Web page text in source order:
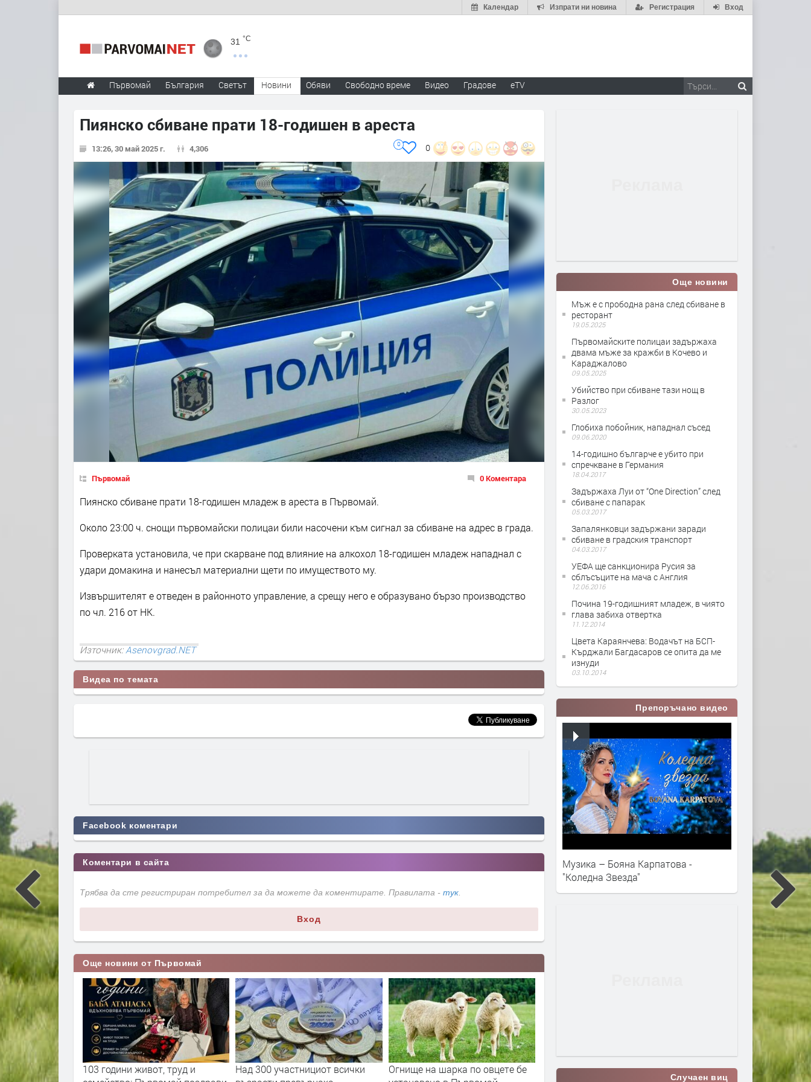
Вход
Регистрация
Изпрати ни новина
Календар
31 °C
Първомай България Светът Новини Обяви Свободно време Видео Градове eTV
Пиянско сбиване прати 18-годишен в ареста
13:26, 30 май 2025 г. 4,306 0
0
Първомай 0 Коментара
Пиянско сбиване прати 18-годишен младеж в ареста в Първомай.
Около 23:00 ч. снощи първомайски полицаи били насочени към сигнал за сбиване на адрес в града.
Проверката установила, че при скарване под влияние на алкохол 18-годишен младеж нападнал с
удари домакина и нанесъл материални щети по имуществото му.
Извършителят е отведен в районното управление, а срещу него е образувано бързо производство
по чл. 216 от НК.
Източник:Asenovgrad.NET
Видеа по темата
Facebook коментари
Коментари в сайта
Трябва да сте регистриран потребител за да можете да коментирате. Правилата - тук.
Вход
Още новини от Първомай
103 години живот, труд и
Над 300 участнициот всички
Огнище на шарка по овцете бе
Земетресение край Първомай
Маратонки за бягане в CCC –
Още новини
Мъж е с прободна рана след сбиване в
ресторант
19.05.2025
Първомайските полицаи задържаха
двама мъже за кражби в Кочево и
Караджалово
09.05.2025
Убийство при сбиване тази нощ в
Разлог
30.05.2023
Глобиха побойник, нападнал съсед
09.06.2020
14-годишно българче е убито при
спречкване в Германия
18.04.2017
Задържаха Луи от “One Direction” след
сбиване с папарак
05.03.2017
Запалянковци задържани заради
сбиване в градския транспорт
04.03.2017
УЕФА ще санкционира Русия за
сблъсъците на мача с Англия
12.06.2016
Почина 19-годишният младеж, в чиято
глава забиха отвертка
11.12.2014
Цвета Караянчева: Водачът на БСП-
Кърджали Багдасаров се опита да ме
изнуди
03.10.2014
Препоръчано видео
Музика – Бояна Карпатова -
"Коледна Звезда"
Случаен виц